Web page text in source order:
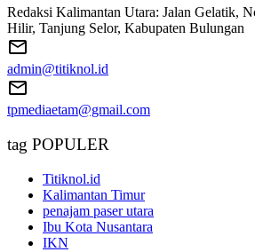
Redaksi Kalimantan Utara: Jalan Gelatik,
Hilir, Tanjung Selor, Kabupaten Bulungan
admin@titiknol.id
tpmediaetam@gmail.com
tag POPULER
Titiknol.id
Kalimantan Timur
penajam paser utara
Ibu Kota Nusantara
IKN